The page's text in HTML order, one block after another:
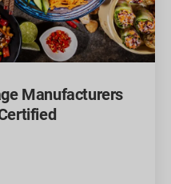
Manufacturers